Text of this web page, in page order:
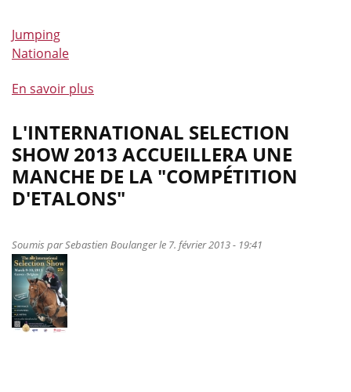
Jumping
Nationale
En savoir plus
de
Un
Chef
d’Equipe
bientôt
L'INTERNATIONAL SELECTION
SHOW 2013 ACCUEILLERA UNE
MANCHE DE LA "COMPÉTITION
D'ETALONS"
Soumis parSebastien Boulangerle 7. février 2013 - 19:41